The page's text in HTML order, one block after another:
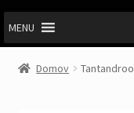
MENU
Domov Tantandroo